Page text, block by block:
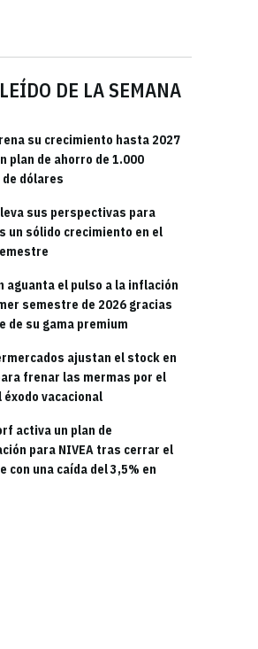
DE LA SEMANA
su crecimiento hasta 2027
plan de ahorro de 1.000
dólares
sus perspectivas para
un sólido crecimiento en el
aguanta el pulso a la inflación
semestre de 2026 gracias
de su gama premium
ajustan el stock en
frenar las mermas por el
éxodo vacacional
activa un plan de
para NIVEA tras cerrar el
con una caída del 3,5% en